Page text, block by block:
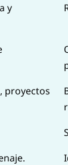
y
proyectos